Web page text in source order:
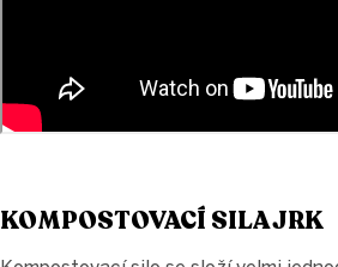
KOMPOSTOVACÍ SILA JRK